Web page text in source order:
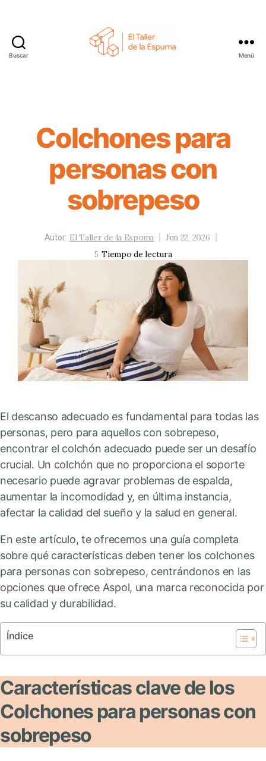
Buscar Menú
Colchones para
personas con
sobrepeso
Autor: El Taller de la Espuma
Jun 22, 2026
5 Tiempo de lectura
El descanso adecuado es fundamental para todas las
personas, pero para aquellos con sobrepeso,
encontrar el colchón adecuado puede ser un desafío
crucial. Un colchón que no proporciona el soporte
necesario puede agravar problemas de espalda,
aumentar la incomodidad y, en última instancia,
afectar la calidad del sueño y la salud en general.
En este artículo, te ofrecemos una guía completa
sobre qué características deben tener los colchones
para personas con sobrepeso, centrándonos en las
opciones que ofrece Aspol, una marca reconocida por
su calidad y durabilidad.
Índice
Características clave de los
Colchones para personas con
sobrepeso